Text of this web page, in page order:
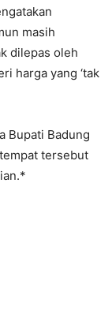
masih
dilepas oleh
harga yang ‘tak
Bupati Badung
tersebut